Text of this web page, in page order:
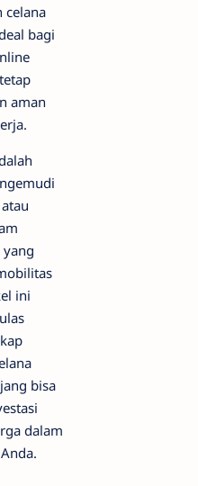
celana
bagi
aman
ini
bisa
dalam